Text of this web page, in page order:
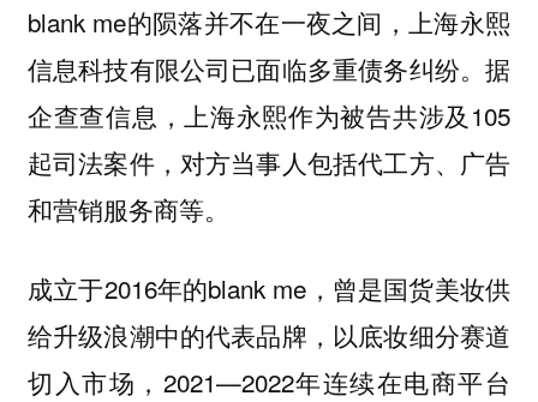
blank me的陨落并不在一夜之间，上海永熙
信息科技有限公司已面临多重债务纠纷。据
企查查信息，上海永熙作为被告共涉及105
起司法案件，对方当事人包括代工方、广告
和营销服务商等。
成立于2016年的blank me，曾是国货美妆供
给升级浪潮中的代表品牌，以底妆细分赛道
切入市场，2021—2022年连续在电商平台